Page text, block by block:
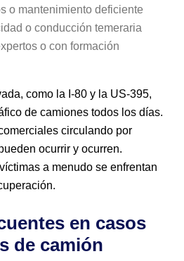
o mantenimiento deficiente
o conducción temeraria
o con formación
como la I-80 y la US-395,
de camiones todos los días.
circulando por
ocurrir y ocurren.
a menudo se enfrentan
en casos
de camión